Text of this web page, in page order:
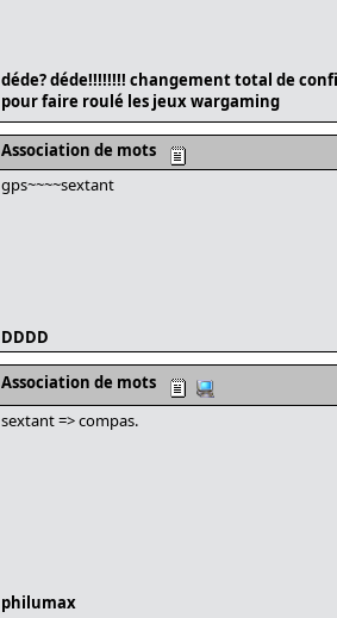
déde? déde!!!!!!!! changement total de
pour faire roulé les jeux wargaming
Association de mots
gps~~~~sextant
DDDD
Association de mots
sextant => compas.
philumax